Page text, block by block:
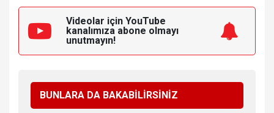
Videolar için YouTube
kanalımıza abone olmayı
unutmayın!
BUNLARA DA BAKABİLİRSİNİZ